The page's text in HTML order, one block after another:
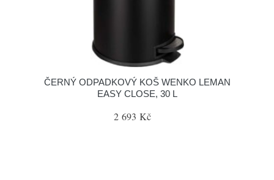
ČERNÝ ODPADKOVÝ KOŠ WENKO LEMAN
EASY CLOSE, 30 L
2 693 Kč